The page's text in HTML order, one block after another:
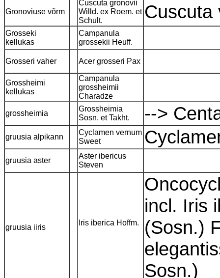
Gronoviuse võrm
Cuscuta gronovii
Willd. ex Roem. et
Schult.
Grosseki
kellukas
Campanula
grossekii Heuff.
Grosseri vaher Acer grosseri Pax
Grossheimi
kellukas
Campanula
grossheimii
Charadze
grossheimia
Grossheimia
Sosn. et Takht.
-->
gruusia alpikann
Cyclamen vernum
Sweet
gruusia aster
Aster ibericus
Steven
gruusia iiris
Iris iberica Hoffm.
incl. Iris
(Sosn.)
Sosn.)